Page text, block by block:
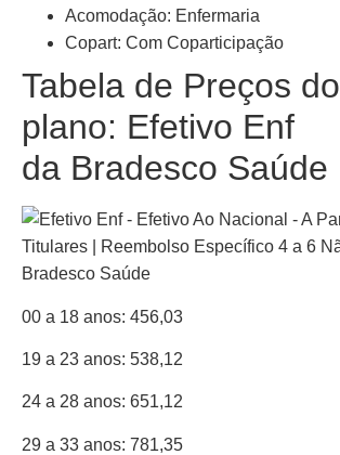
Acomodação: Enfermaria
Copart: Com Coparticipação
Tabela de Preços do
plano: Efetivo Enf
da Bradesco Saúde
00 a 18 anos: 456,03
19 a 23 anos: 538,12
24 a 28 anos: 651,12
29 a 33 anos: 781,35